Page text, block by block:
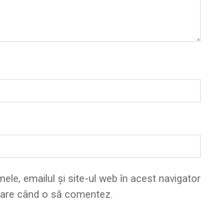
emailul și site-ul web în acest navigator
când o să comentez.